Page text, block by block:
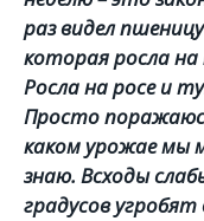
раз видел
которая росла на
Росла на росе и
Просто
каком урожае мы
знаю. Всходы
градусов угробят